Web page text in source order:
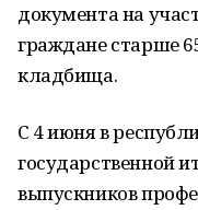
документа на
граждане старше
кладбища.
С 4 июня в
государственной
выпускников